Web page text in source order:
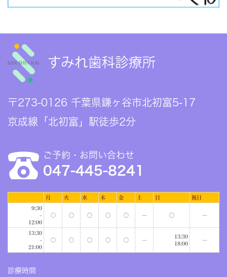
〒273-0126 千葉県鎌ヶ谷市北初富5-17
京成線「北初富」駅徒歩2分
ご予約・お問い合わせ
047-445-8241
月 火 水 木 金 土 日 祝日
9:30
~
12:00
○ ○ ○ ○ ○ ― ○ ―
13:30
~
21:00
○ ○ ○ ○ ○ ―
13:30
18:00
―
診療時間